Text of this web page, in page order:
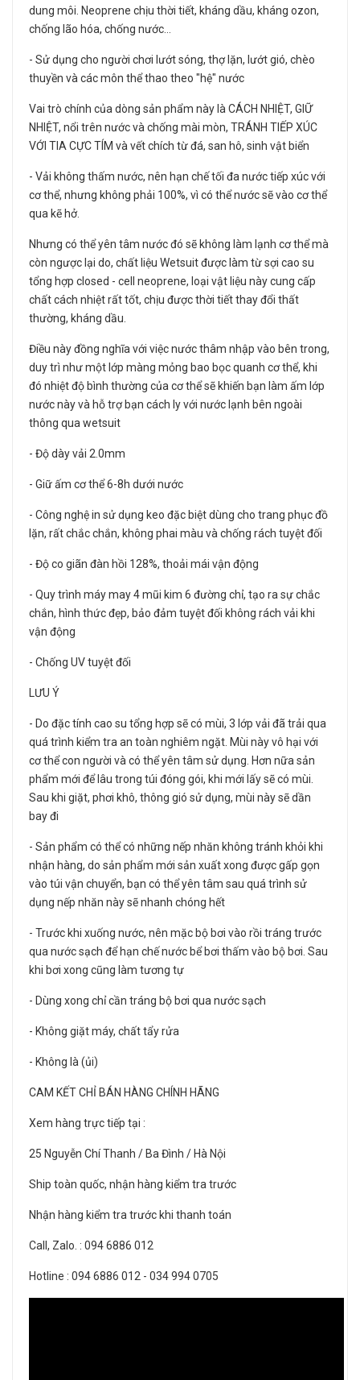
dung môi. Neoprene chịu thời tiết, kháng dầu, kháng ozon,
chống lão hóa, chống nước…
- Sử dụng cho người chơi lướt sóng, thợ lặn, lướt gió, chèo
thuyền và các môn thể thao theo "hệ" nước
Vai trò chính của dòng sản phẩm này là CÁCH NHIỆT, GIỮ
NHIỆT, nổi trên nước và chống mài mòn, TRÁNH TIẾP XÚC
VỚI TIA CỰC TÍM và vết chích từ đá, san hô, sinh vật biển
- Vải không thấm nước, nên hạn chế tối đa nước tiếp xúc với
cơ thể, nhưng không phải 100%, vì có thể nước sẽ vào cơ thể
qua kẽ hở.
Nhưng có thể yên tâm nước đó sẽ không làm lạnh cơ thể mà
còn ngược lại do, chất liệu Wetsuit được làm từ sợi cao su
tổng hợp closed - cell neoprene, loại vật liệu này cung cấp
chất cách nhiệt rất tốt, chịu được thời tiết thay đổi thất
thường, kháng dầu.
Điều này đồng nghĩa với việc nước thâm nhập vào bên trong,
duy trì như một lớp màng mỏng bao bọc quanh cơ thể, khi
đó nhiệt độ bình thường của cơ thể sẽ khiến bạn làm ấm lớp
nước này và hỗ trợ bạn cách ly với nước lạnh bên ngoài
thông qua wetsuit
- Độ dày vải 2.0mm
- Giữ ấm cơ thể 6-8h dưới nước
- Công nghệ in sử dụng keo đặc biệt dùng cho trang phục đồ
lặn, rất chắc chắn, không phai màu và chống rách tuyệt đối
- Độ co giãn đàn hồi 128%, thoải mái vận động
- Quy trình máy may 4 mũi kim 6 đường chỉ, tạo ra sự chắc
chắn, hình thức đẹp, bảo đảm tuyệt đối không rách vải khi
vận động
- Chống UV tuyệt đối
LƯU Ý
- Do đặc tính cao su tổng hợp sẽ có mùi, 3 lớp vải đã trải qua
quá trình kiểm tra an toàn nghiêm ngặt. Mùi này vô hại với
cơ thể con người và có thể yên tâm sử dụng. Hơn nữa sản
phẩm mới để lâu trong túi đóng gói, khi mới lấy sẽ có mùi.
Sau khi giặt, phơi khô, thông gió sử dụng, mùi này sẽ dần
bay đi
- Sản phẩm có thể có những nếp nhăn không tránh khỏi khi
nhận hàng, do sản phẩm mới sản xuất xong được gấp gọn
vào túi vận chuyển, bạn có thể yên tâm sau quá trình sử
dụng nếp nhăn này sẽ nhanh chóng hết
- Trước khi xuống nước, nên mặc bộ bơi vào rồi tráng trước
qua nước sạch để hạn chế nước bể bơi thấm vào bộ bơi. Sau
khi bơi xong cũng làm tương tự
- Dùng xong chỉ cần tráng bộ bơi qua nước sạch
- Không giặt máy, chất tẩy rửa
- Không là (ủi)
CAM KẾT CHỈ BÁN HÀNG CHÍNH HÃNG
Xem hàng trực tiếp tại :
25 Nguyễn Chí Thanh / Ba Đình / Hà Nội
Ship toàn quốc, nhận hàng kiểm tra trước
Nhận hàng kiểm tra trước khi thanh toán
Call, Zalo. : 094 6886 012
Hotline : 094 6886 012 - 034 994 0705